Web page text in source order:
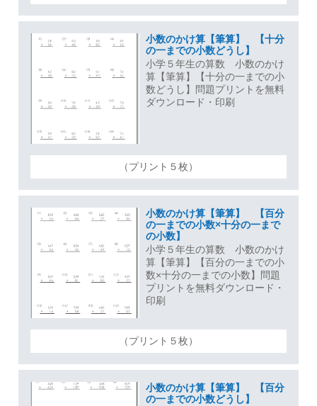
小数のかけ算【筆算】 【十分
の一までの小数どうし】
小学５年生の算数 小数のかけ
算【筆算】【十分の一までの小
数どうし】問題プリントを無料
ダウンロード・印刷
（プリント５枚）
小数のかけ算【筆算】 【百分
の一までの小数×十分の一まで
の小数】
小学５年生の算数 小数のかけ
算【筆算】【百分の一までの小
数×十分の一までの小数】問題
プリントを無料ダウンロード・
印刷
（プリント５枚）
小数のかけ算【筆算】 【百分
の一までの小数どうし】